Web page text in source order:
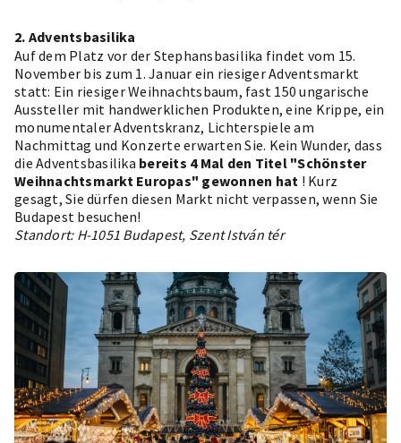
2. Adventsbasilika
Auf dem Platz vor der Stephansbasilika findet vom 15.
November bis zum 1. Januar ein riesiger Adventsmarkt
statt: Ein riesiger Weihnachtsbaum, fast 150 ungarische
Aussteller mit handwerklichen Produkten, eine Krippe, ein
monumentaler Adventskranz, Lichterspiele am
Nachmittag und Konzerte erwarten Sie. Kein Wunder, dass
die Adventsbasilika bereits 4 Mal den Titel "Schönster
Weihnachtsmarkt Europas" gewonnen hat ! Kurz
gesagt, Sie dürfen diesen Markt nicht verpassen, wenn Sie
Budapest besuchen!
Standort: H-1051 Budapest, Szent István tér